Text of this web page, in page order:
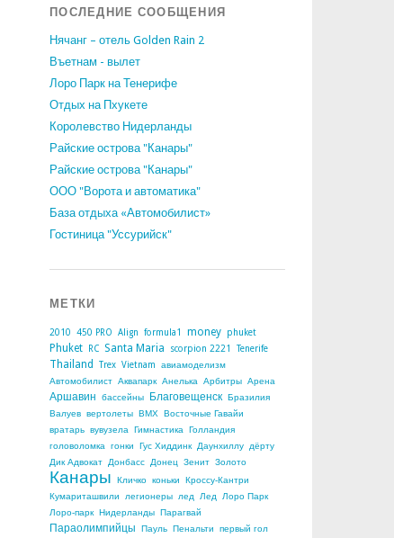
ПОСЛЕДНИЕ СООБЩЕНИЯ
Нячанг – отель Golden Rain 2
Въетнам - вылет
Лоро Парк на Тенерифе
Отдых на Пхукете
Королевство Нидерланды
Райские острова "Канары"
Райские острова "Канары"
ООО "Ворота и автоматика"
База отдыха «Автомобилист»
Гостиница "Уссурийск"
МЕТКИ
2010 450 PRO Align formula1 money phuket
Phuket RC Santa Maria scorpion 2221 Tenerife
Thailand Trex Vietnam
авиамоделизм
Автомобилист Аквапарк Анелька Арбитры Арена
Аршавин бассейны Благовещенск Бразилия
Валуев вертолеты ВМХ
Восточные Гавайи
вратарь вувузела Гимнастика
Голландия
головоломка
гонки Гус Хиддинк Даунхиллу
дёрту
Дик Адвокат
Донбасс Донец Зенит Золото
Канары Кличко коньки
Кроссу-Кантри
Кумариташвили
легионеры лед Лед
Лоро Парк
Лоро-парк Нидерланды Парагвай
Параолимпийцы Пауль Пенальти
первый гол